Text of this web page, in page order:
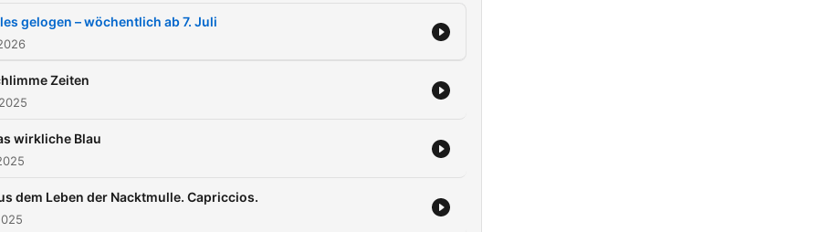
gelogen – wöchentlich ab 7. Juli
Zeiten
wirkliche Blau
dem Leben der Nacktmulle. Capriccios.